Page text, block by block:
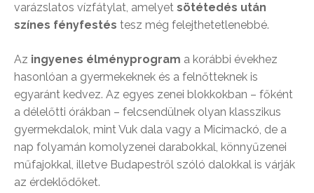
varázslatos vízfátylat, amelyet sötétedés után
színes fényfestés tesz még felejthetetlenebbé.
Az ingyenes élményprogram a korábbi évekhez
hasonlóan a gyermekeknek és a felnőtteknek is
egyaránt kedvez. Az egyes zenei blokkokban – főként
a délelőtti órákban – felcsendülnek olyan klasszikus
gyermekdalok, mint Vuk dala vagy a Micimackó, de a
nap folyamán komolyzenei darabokkal, könnyűzenei
műfajokkal, illetve Budapestről szóló dalokkal is várják
az érdeklődőket.